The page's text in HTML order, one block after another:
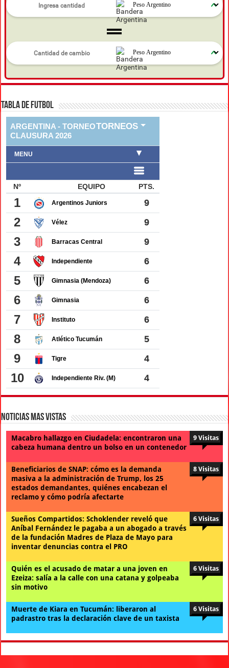
TABLA DE FUTBOL
Noticias Mas Vistas
Macabro hallazgo en Ciudadela: encontraron una
cabeza humana dentro un bolso en un contenedor
9 Visitas
Beneficiarios de SNAP: cómo es la demanda
masiva a la administración de Trump, los 25
estados demandantes, quiénes encabezan el
reclamo y cómo podría afectarte
8 Visitas
Sueños Compartidos: Schoklender reveló que
Aníbal Fernández le pagaba a un abogado a través
de la fundación Madres de Plaza de Mayo para
inventar denuncias contra el PRO
6 Visitas
Quién es el acusado de matar a una joven en
Ezeiza: salía a la calle con una catana y golpeaba
sin motivo
6 Visitas
Muerte de Kiara en Tucumán: liberaron al
padrastro tras la declaración clave de un taxista
6 Visitas